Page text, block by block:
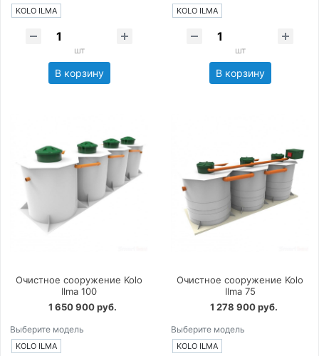
KOLO ILMA
шт
В корзину
KOLO ILMA
шт
В корзину
Очистное сооружение Kolo
Ilma 100
1 650 900 руб.
Выберите модель
KOLO ILMA
Очистное сооружение Kolo
Ilma 75
1 278 900 руб.
Выберите модель
KOLO ILMA